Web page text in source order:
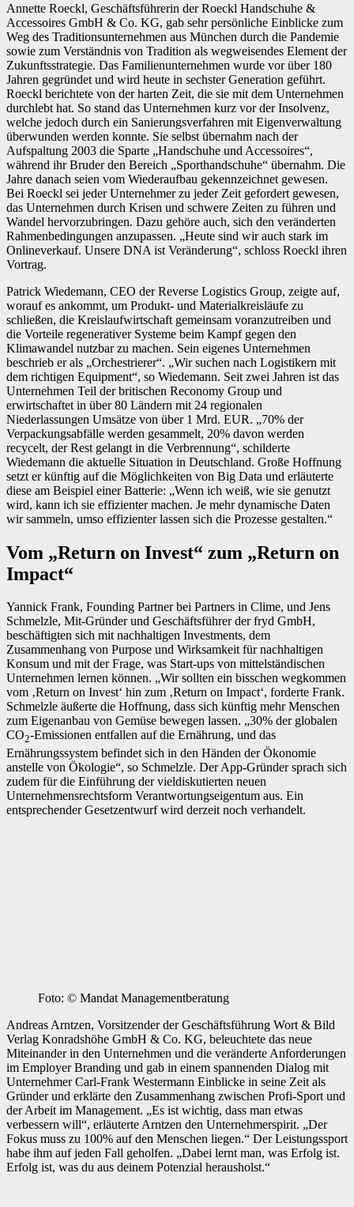
Annette Roeckl, Geschäftsführerin der Roeckl Handschuhe &
Accessoires GmbH & Co. KG, gab sehr persönliche Einblicke zum
Weg des Traditionsunternehmen aus München durch die Pandemie
sowie zum Verständnis von Tradition als wegweisendes Element der
Zukunftsstrategie. Das Familienunternehmen wurde vor über 180
Jahren gegründet und wird heute in sechster Generation geführt.
Roeckl berichtete von der harten Zeit, die sie mit dem Unternehmen
durchlebt hat. So stand das Unternehmen kurz vor der Insolvenz,
welche jedoch durch ein Sanierungsverfahren mit Eigenverwaltung
überwunden werden konnte. Sie selbst übernahm nach der
Aufspaltung 2003 die Sparte „Handschuhe und Accessoires“,
während ihr Bruder den Bereich „Sporthandschuhe“ übernahm. Die
Jahre danach seien vom Wiederaufbau gekennzeichnet gewesen.
Bei Roeckl sei jeder Unternehmer zu jeder Zeit gefordert gewesen,
das Unternehmen durch Krisen und schwere Zeiten zu führen und
Wandel hervorzubringen. Dazu gehöre auch, sich den veränderten
Rahmenbedingungen anzupassen. „Heute sind wir auch stark im
Onlineverkauf. Unsere DNA ist Veränderung“, schloss Roeckl ihren
Vortrag.
Patrick Wiedemann, CEO der Reverse Logistics Group, zeigte auf,
worauf es ankommt, um Produkt- und Materialkreisläufe zu
schließen, die Kreislaufwirtschaft gemeinsam voranzutreiben und
die Vorteile regenerativer Systeme beim Kampf gegen den
Klimawandel nutzbar zu machen. Sein eigenes Unternehmen
beschrieb er als „Orchestrierer“. „Wir suchen nach Logistikern mit
dem richtigen Equipment“, so Wiedemann. Seit zwei Jahren ist das
Unternehmen Teil der britischen Reconomy Group und
erwirtschaftet in über 80 Ländern mit 24 regionalen
Niederlassungen Umsätze von über 1 Mrd. EUR. „70% der
Verpackungsabfälle werden gesammelt, 20% davon werden
recycelt, der Rest gelangt in die Verbrennung“, schilderte
Wiedemann die aktuelle Situation in Deutschland. Große Hoffnung
setzt er künftig auf die Möglichkeiten von Big Data und erläuterte
diese am Beispiel einer Batterie: „Wenn ich weiß, wie sie genutzt
wird, kann ich sie effizienter machen. Je mehr dynamische Daten
wir sammeln, umso effizienter lassen sich die Prozesse gestalten.“
Vom „Return on Invest“ zum „Return on
Impact“
Yannick Frank, Founding Partner bei Partners in Clime, und Jens
Schmelzle, Mit-Gründer und Geschäftsführer der fryd GmbH,
beschäftigten sich mit nachhaltigen Investments, dem
Zusammenhang von Purpose und Wirksamkeit für nachhaltigen
Konsum und mit der Frage, was Start-ups von mittelständischen
Unternehmen lernen können. „Wir sollten ein bisschen wegkommen
vom ‚Return on Invest‘ hin zum ‚Return on Impact‘, forderte Frank.
Schmelzle äußerte die Hoffnung, dass sich künftig mehr Menschen
zum Eigenanbau von Gemüse bewegen lassen. „30% der globalen
CO2-Emissionen entfallen auf die Ernährung, und das
Ernährungssystem befindet sich in den Händen der Ökonomie
anstelle von Ökologie“, so Schmelzle. Der App-Gründer sprach sich
zudem für die Einführung der vieldiskutierten neuen
Unternehmensrechtsform Verantwortungseigentum aus. Ein
entsprechender Gesetzentwurf wird derzeit noch verhandelt.
Foto: © Mandat Managementberatung
Andreas Arntzen, Vorsitzender der Geschäftsführung Wort & Bild
Verlag Konradshöhe GmbH & Co. KG, beleuchtete das neue
Miteinander in den Unternehmen und die veränderte Anforderungen
im Employer Branding und gab in einem spannenden Dialog mit
Unternehmer Carl-Frank Westermann Einblicke in seine Zeit als
Gründer und erklärte den Zusammenhang zwischen Profi-Sport und
der Arbeit im Management. „Es ist wichtig, dass man etwas
verbessern will“, erläuterte Arntzen den Unternehmerspirit. „Der
Fokus muss zu 100% auf den Menschen liegen.“ Der Leistungssport
habe ihm auf jeden Fall geholfen. „Dabei lernt man, was Erfolg ist.
Erfolg ist, was du aus deinem Potenzial herausholst.“